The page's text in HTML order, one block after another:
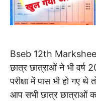
Bseb 12th
छात्र छात्राओं ने भी वर्ष
परीक्षा में पास भी हो गए थे
आप सभी छात्र छात्राओं